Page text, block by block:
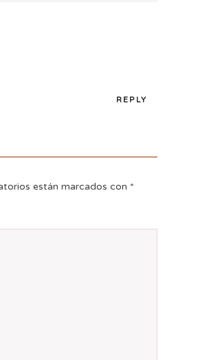
REPLY
están marcados con *